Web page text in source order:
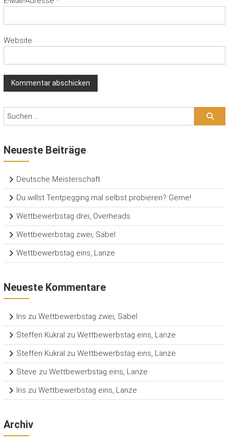
Website
Neueste Beiträge
Deutsche Meisterschaft
Du willst Tentpegging mal selbst probieren? Gerne!
Wettbewerbstag drei, Overheads
Wettbewerbstag zwei, Säbel
Wettbewerbstag eins, Lanze
Neueste Kommentare
Iris zu Wettbewerbstag zwei, Säbel
Steffen Kukral zu Wettbewerbstag eins, Lanze
Steffen Kukral zu Wettbewerbstag eins, Lanze
Steve zu Wettbewerbstag eins, Lanze
Iris zu Wettbewerbstag eins, Lanze
Archiv